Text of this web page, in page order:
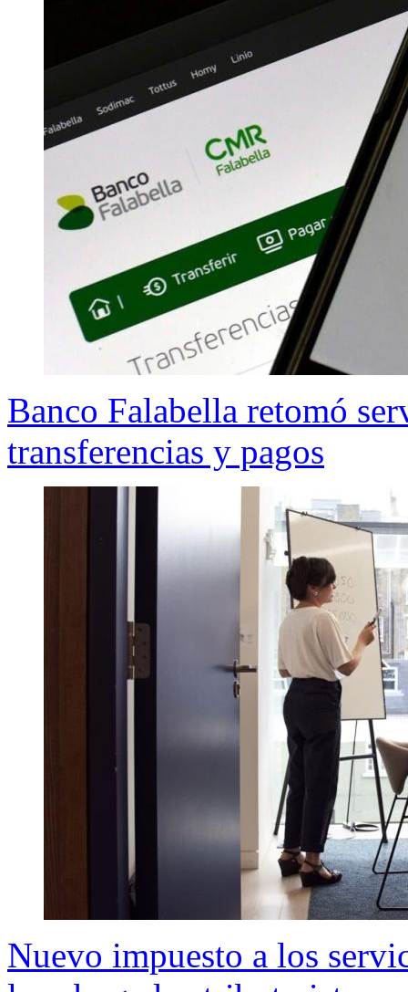
Banco Falabella retomó
transferencias y pagos
Nuevo impuesto a los